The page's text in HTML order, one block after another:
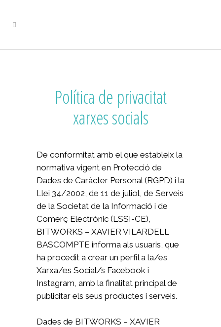
Política de privacitat
xarxes socials
De conformitat amb el que estableix la
normativa vigent en Protecció de
Dades de Caràcter Personal (RGPD) i la
Llei 34/2002, de 11 de juliol, de Serveis
de la Societat de la Informació i de
Comerç Electrònic (LSSI-CE),
BITWORKS – XAVIER VILARDELL
BASCOMPTE informa als usuaris, que
ha procedit a crear un perfil a la/es
Xarxa/es Social/s Facebook i
Instagram, amb la finalitat principal de
publicitar els seus productes i serveis.
Dades de BITWORKS – XAVIER